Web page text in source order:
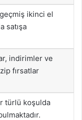
ikinci el
satışa
indirimler ve
fırsatlar
türlü koşulda